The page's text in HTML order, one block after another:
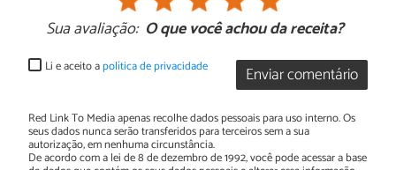
Sua avaliação: O que você achou da receita?
Enviar comentário
Li e aceito apolítica de privacidade
Red Link To Media apenas recolhe dados pessoais para uso interno. Os
seus dados nunca serão transferidos para terceiros sem a sua
autorização, em nenhuma circunstância.
De acordo com a lei de 8 de dezembro de 1992, você pode acessar a base